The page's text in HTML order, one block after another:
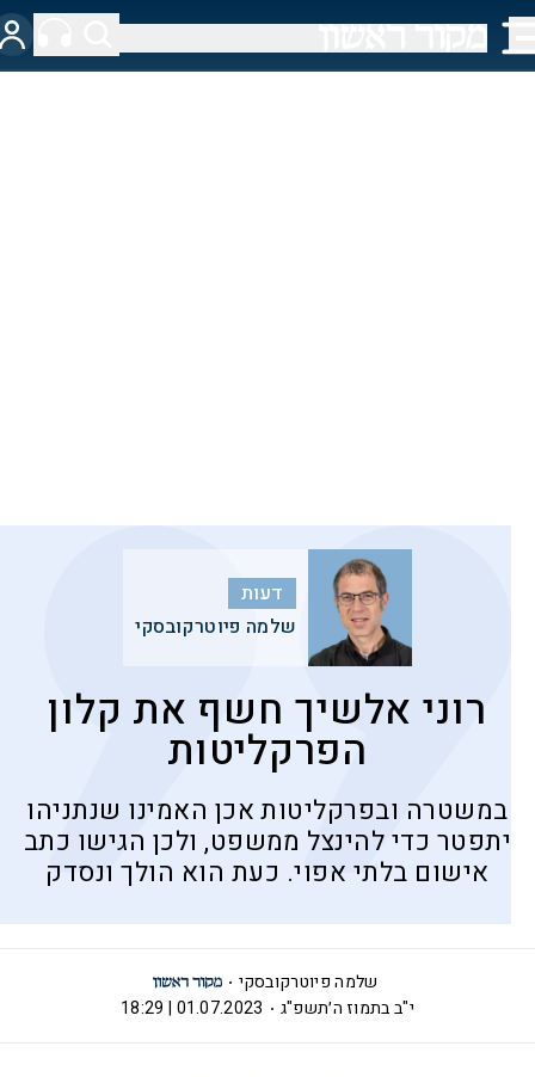
דעות
שלמה פיוטרקובסקי
רוני אלשיך חשף את קלון
הפרקליטות
במשטרה ובפרקליטות אכן האמינו שנתניהו
יתפטר כדי להינצל ממשפט, ולכן הגישו כתב
אישום בלתי אפוי. כעת הוא הולך ונסדק
שלמה פיוטרקובסקי
י"ב בתמוז ה׳תשפ"ג
01.07.2023 | 18:29